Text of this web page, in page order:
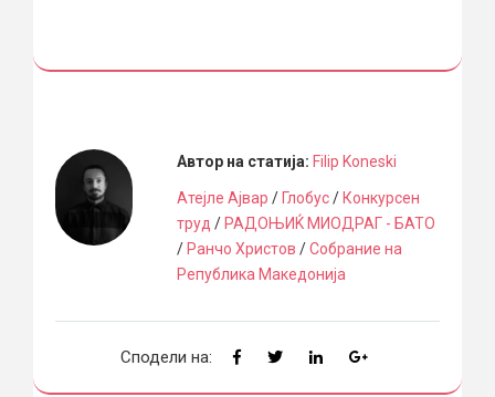
Автор на статија: Filip Koneski
Атејле Ајвар / Глобус/ Конкурсен
труд / РАДОЊИЌ МИОДРАГ - БАТО
/ Ранчо Христов /Собрание на
Република Македонија
Сподели на: